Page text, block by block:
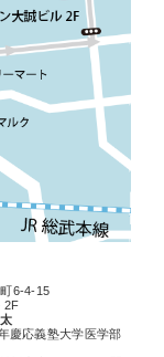
6-4-15
2F
慶応義塾大学医学部